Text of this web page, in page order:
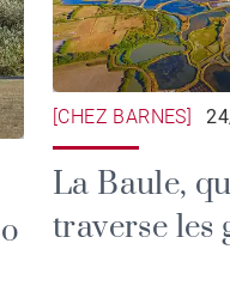
[CHEZ BARNES]
La Baule,
traverse les